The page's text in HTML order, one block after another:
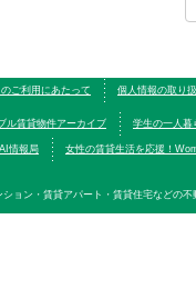
ご利用にあたって 個人情報の取り
ル賃貸物件アーカイブ 学生の一人暮
情報局 女性の賃貸生活を応援！
ョン・賃貸アパート・賃貸住宅などの